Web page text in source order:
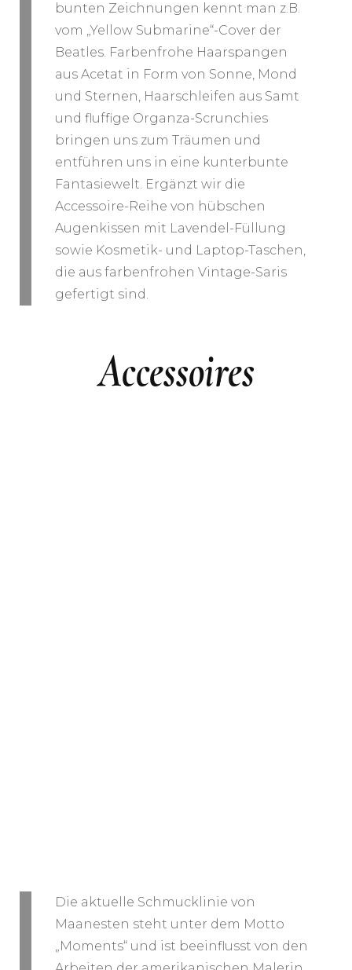
bunten Zeichnungen kennt man z.B.
vom „Yellow Submarine“-Cover der
Beatles. Farbenfrohe Haarspangen
aus Acetat in Form von Sonne, Mond
und Sternen, Haarschleifen aus Samt
und fluffige Organza-Scrunchies
bringen uns zum Träumen und
entführen uns in eine kunterbunte
Fantasiewelt. Ergänzt wir die
Accessoire-Reihe von hübschen
Augenkissen mit Lavendel-Füllung
sowie Kosmetik- und Laptop-Taschen,
die aus farbenfrohen Vintage-Saris
gefertigt sind.
Accessoires
Die aktuelle Schmucklinie von
Maanesten steht unter dem Motto
„Moments“ und ist beeinflusst von den